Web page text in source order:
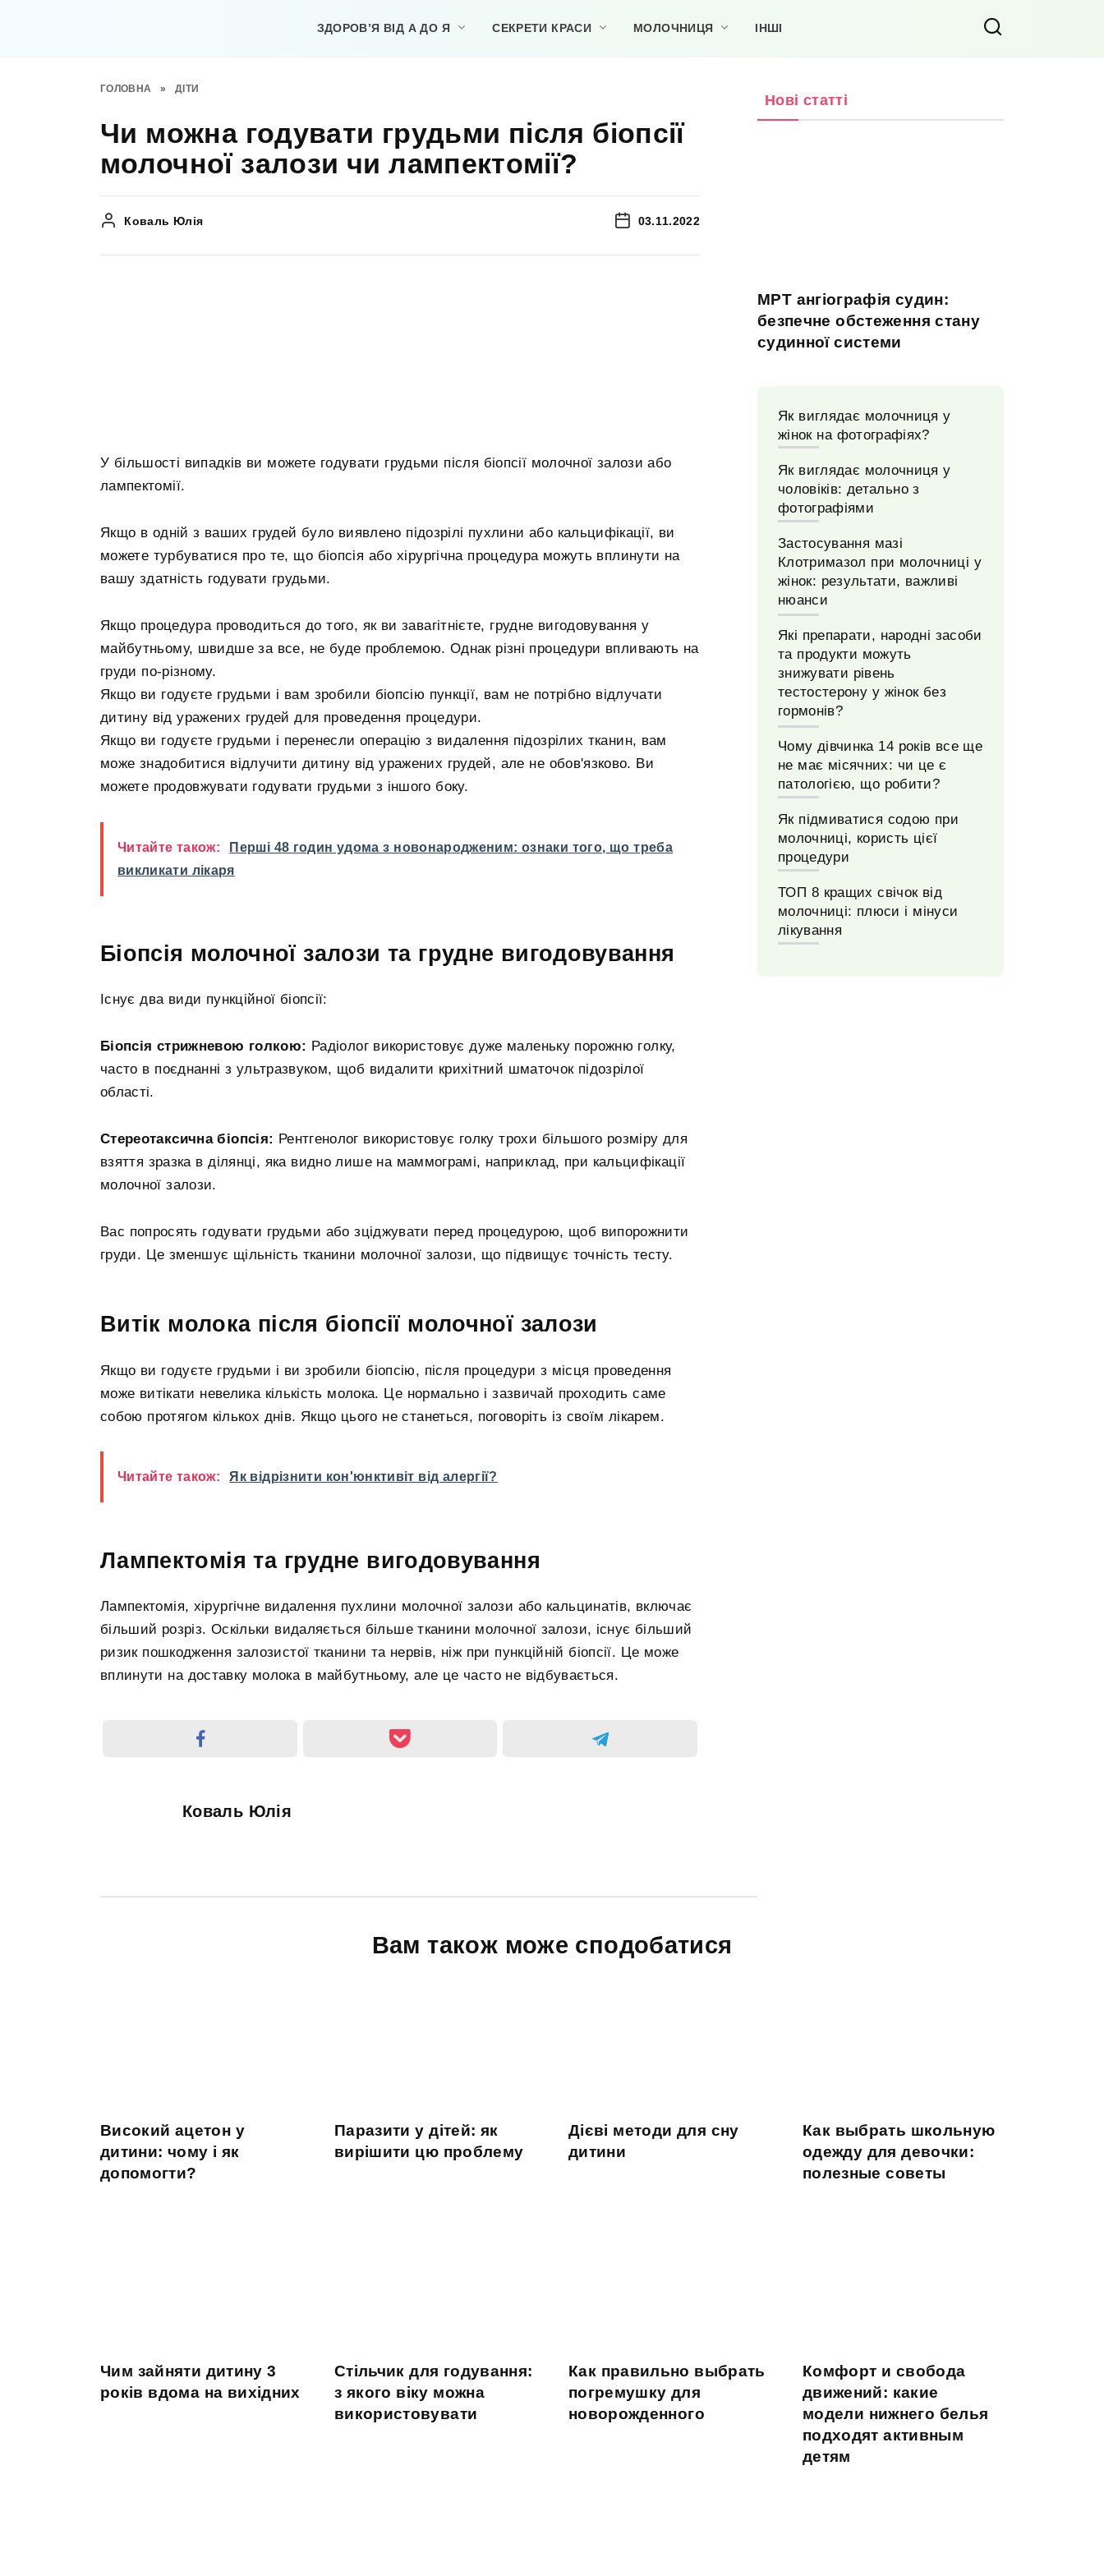
ЗДОРОВ’Я ВІД А ДО Я СЕКРЕТИ КРАСИ МОЛОЧНИЦЯ ІНШІ
ГОЛОВНА » ДІТИ
Чи можна годувати грудьми після біопсії
молочної залози чи лампектомії?
Коваль Юлія 03.11.2022
У більшості випадків ви можете годувати грудьми після біопсії молочної залози або
лампектомії.
Якщо в одній з ваших грудей було виявлено підозрілі пухлини або кальцифікації, ви
можете турбуватися про те, що біопсія або хірургічна процедура можуть вплинути на
вашу здатність годувати грудьми.
Якщо процедура проводиться до того, як ви завагітнієте, грудне вигодовування у
майбутньому, швидше за все, не буде проблемою. Однак різні процедури впливають на
груди по-різному.
Якщо ви годуєте грудьми і вам зробили біопсію пункції, вам не потрібно відлучати
дитину від уражених грудей для проведення процедури.
Якщо ви годуєте грудьми і перенесли операцію з видалення підозрілих тканин, вам
може знадобитися відлучити дитину від уражених грудей, але не обов'язково. Ви
можете продовжувати годувати грудьми з іншого боку.
Читайте також:
Перші 48 годин удома з новонародженим: ознаки того, що треба
викликати лікаря
Біопсія молочної залози та грудне вигодовування
Існує два види пункційної біопсії:
Біопсія стрижневою голкою: Радіолог використовує дуже маленьку порожню голку,
часто в поєднанні з ультразвуком, щоб видалити крихітний шматочок підозрілої
області.
Стереотаксична біопсія: Рентгенолог використовує голку трохи більшого розміру для
взяття зразка в ділянці, яка видно лише на маммограмі, наприклад, при кальцифікації
молочної залози.
Вас попросять годувати грудьми або зціджувати перед процедурою, щоб випорожнити
груди. Це зменшує щільність тканини молочної залози, що підвищує точність тесту.
Витік молока після біопсії молочної залози
Якщо ви годуєте грудьми і ви зробили біопсію, після процедури з місця проведення
може витікати невелика кількість молока. Це нормально і зазвичай проходить саме
собою протягом кількох днів. Якщо цього не станеться, поговоріть із своїм лікарем.
Читайте також: Як відрізнити кон'юнктивіт від алергії?
Лампектомія та грудне вигодовування
Лампектомія, хірургічне видалення пухлини молочної залози або кальцинатів, включає
більший розріз. Оскільки видаляється більше тканини молочної залози, існує більший
ризик пошкодження залозистої тканини та нервів, ніж при пункційній біопсії. Це може
вплинути на доставку молока в майбутньому, але це часто не відбувається.
Коваль Юлія
Нові статті
МРТ ангіографія судин:
безпечне обстеження стану
судинної системи
Як виглядає молочниця у
жінок на фотографіях?
Як виглядає молочниця у
чоловіків: детально з
фотографіями
Застосування мазі
Клотримазол при молочниці у
жінок: результати, важливі
нюанси
Які препарати, народні засоби
та продукти можуть
знижувати рівень
тестостерону у жінок без
гормонів?
Чому дівчинка 14 років все ще
не має місячних: чи це є
патологією, що робити?
Як підмиватися содою при
молочниці, користь цієї
процедури
ТОП 8 кращих свічок від
молочниці: плюси і мінуси
лікування
Вам також може сподобатися
Високий ацетон у
дитини: чому і як
допомогти?
Паразити у дітей: як
вирішити цю проблему
Дієві методи для сну
дитини
Как выбрать школьную
одежду для девочки:
полезные советы
Чим зайняти дитину 3
років вдома на вихідних
Стільчик для годування:
з якого віку можна
використовувати
Как правильно выбрать
погремушку для
новорожденного
Комфорт и свобода
движений: какие
модели нижнего белья
подходят активным
детям